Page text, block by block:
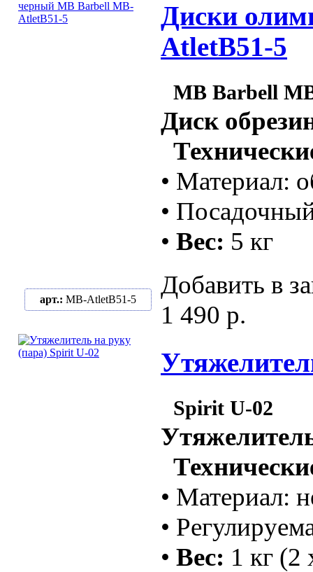
Диски
AtletB51-5
MB Barbell
Диск
• Материал:
•
• Вес: 5 кг
арт.: MB-AtletB51-5
Добавить в
1 490 р.
Spirit U-02
• Материал:
•
• Вес: 1 кг (2